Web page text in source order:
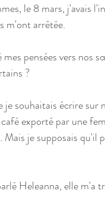
le 8 mars, j'avais
m'ont arrêtée.
pensées vers
?
je souhaitais écrire
exporté par une
je supposais
Heleanna, elle m'a